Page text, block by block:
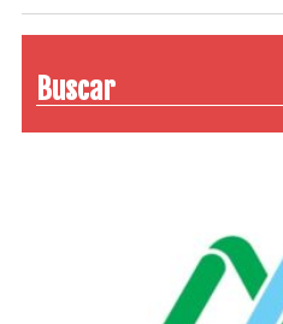
Buscar